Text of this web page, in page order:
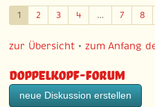
1 2 3 4 … 7 8
zur Übersicht •zum Anfang
Doppelkopf-Forum
neue Diskussion erstellen